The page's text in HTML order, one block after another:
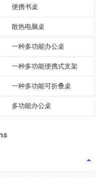
便携书桌
散热电脑桌
一种多功能办公桌
一种多功能便携式支架
一种多功能可折叠桌
多功能办公桌